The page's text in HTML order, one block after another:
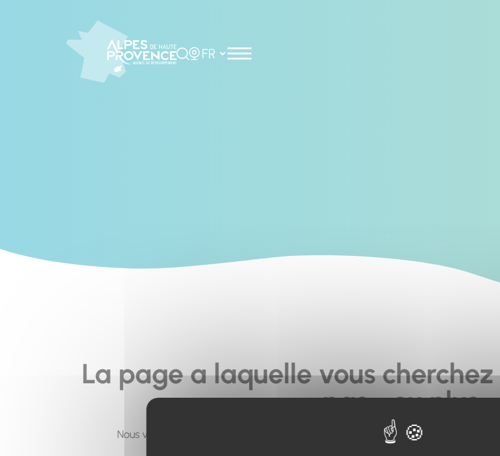
Rechercher
Choisir la langue
La page a laquelle vous
pas... ou plus.
Nous vous invitons à utiliser le moteur de recherche en haut de page, ou à utiliser